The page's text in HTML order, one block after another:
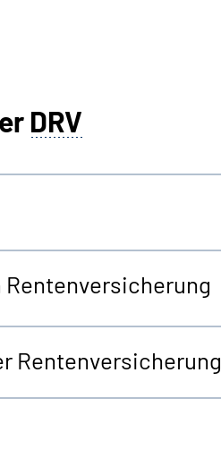
DRV
Rentenversicherung